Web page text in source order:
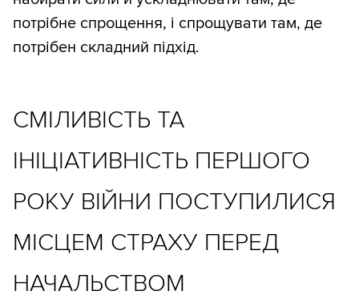
потрібне спрощення, і спрощувати там, де
потрібен складний підхід.
СМІЛИВІСТЬ ТА
ІНІЦІАТИВНІСТЬ ПЕРШОГО
РОКУ ВІЙНИ ПОСТУПИЛИСЯ
МІСЦЕМ СТРАХУ ПЕРЕД
НАЧАЛЬСТВОМ